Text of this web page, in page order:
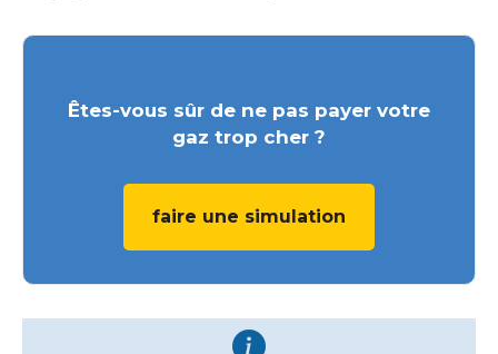
Êtes-vous sûr de ne pas payer votre
gaz trop cher ?
faire une simulation